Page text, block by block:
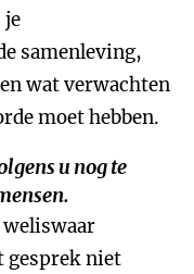
je
samenleving,
wat verwachten
moet hebben.
u nog te
weliswaar
gesprek niet